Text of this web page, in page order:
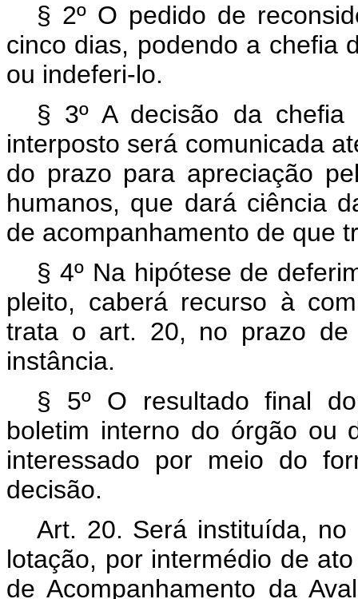
§ 2º O pedido de
cinco dias, podendo a chefia
ou indeferi-lo.
§ 3º A decisão da chefia
interposto será comunicada
do prazo para apreciação
humanos, que dará ciência
de acompanhamento de que
§ 4º Na hipótese de
pleito, caberá recurso à
trata o art. 20, no prazo
instância.
§ 5º O resultado final
boletim interno do órgão ou
interessado por meio do
decisão.
Art. 20. Será instituída,
lotação, por intermédio de
de Acompanhamento da